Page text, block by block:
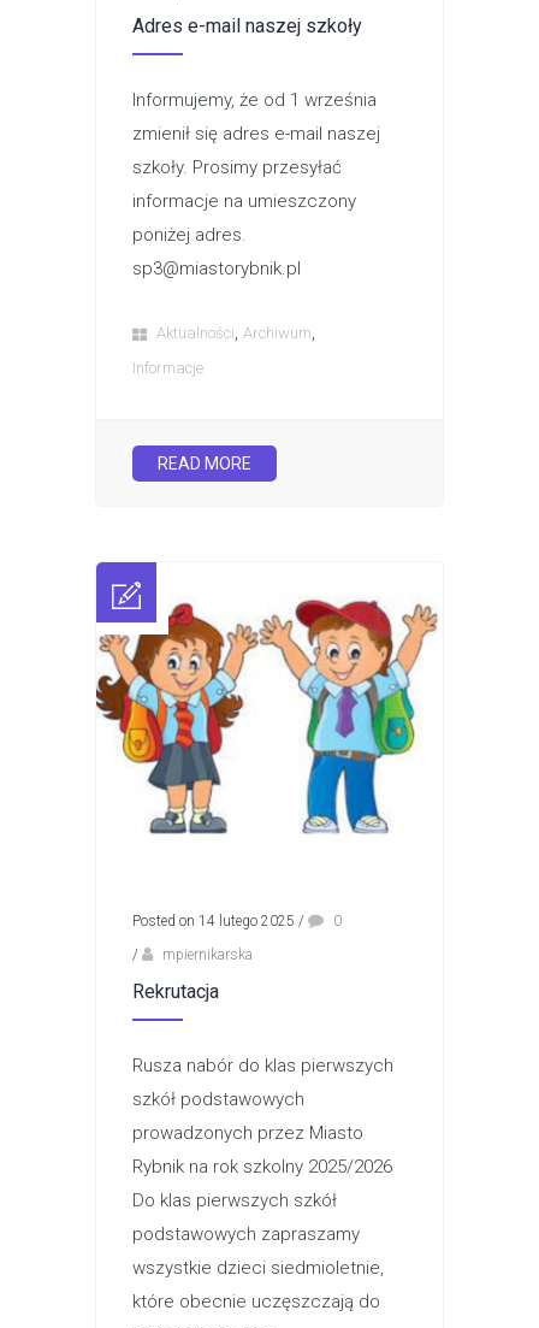
Adres e-mail naszej szkoły
Informujemy, że od 1 września
zmienił się adres e-mail naszej
szkoły. Prosimy przesyłać
informacje na umieszczony
poniżej adres.
sp3@miastorybnik.pl
Aktualności, Archiwum,
Informacje
READ MORE
Posted on 14 lutego 2025 /
0
/
mpiernikarska
Rekrutacja
Rusza nabór do klas pierwszych
szkół podstawowych
prowadzonych przez Miasto
Rybnik na rok szkolny 2025/2026
Do klas pierwszych szkół
podstawowych zapraszamy
wszystkie dzieci siedmioletnie,
które obecnie uczęszczają do